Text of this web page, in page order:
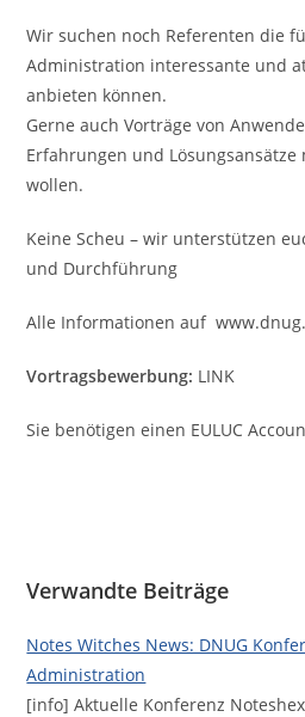
Wir suchen noch Referenten die
Administration interessante und
anbieten können.
Gerne auch Vorträge von
Erfahrungen und
wollen.
Keine Scheu – wir unterstützen
und Durchführung
Alle Informationen auf
Vortragsbewerbung: LINK
Sie benötigen einen EULUC
Verwandte Beiträge
Notes Witches News: DNUG
Administration
[info] Aktuelle Konferenz